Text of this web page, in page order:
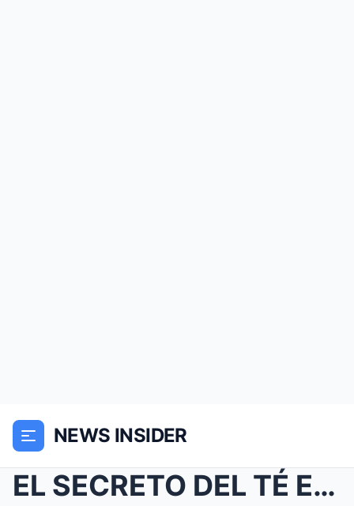
NEWS INSIDER
EL SECRETO DEL TÉ ENVENENADO Y LA CAÍDA DE LA DAMA...